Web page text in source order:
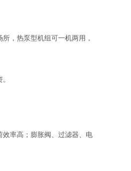
，热泵型机组可一机两用，
率高；膨胀阀、过滤器、电